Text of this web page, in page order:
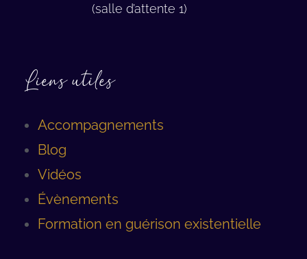
(salle d’attente 1)
Liens utiles
Accompagnements
Blog
Vidéos
Évènements
Formation en guérison existentielle